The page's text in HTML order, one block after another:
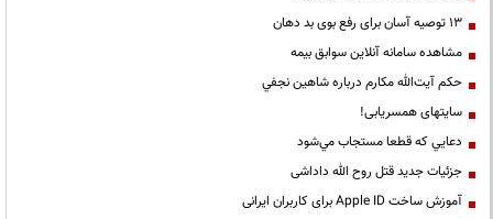
13 توصیه آسان برای رفع بوی بد دهان
مشاهده سامانه آنلاين سوابق بیمه
حكم آيت‌الله مكارم درباره شاهين نجفي
سایتهای همسریابی!
دعايي كه قطعا مستجاب مي‌شود
جزئیات جدید قتل روح الله داداشی
آموزش ساخت Apple ID برای کاربران ایرانی